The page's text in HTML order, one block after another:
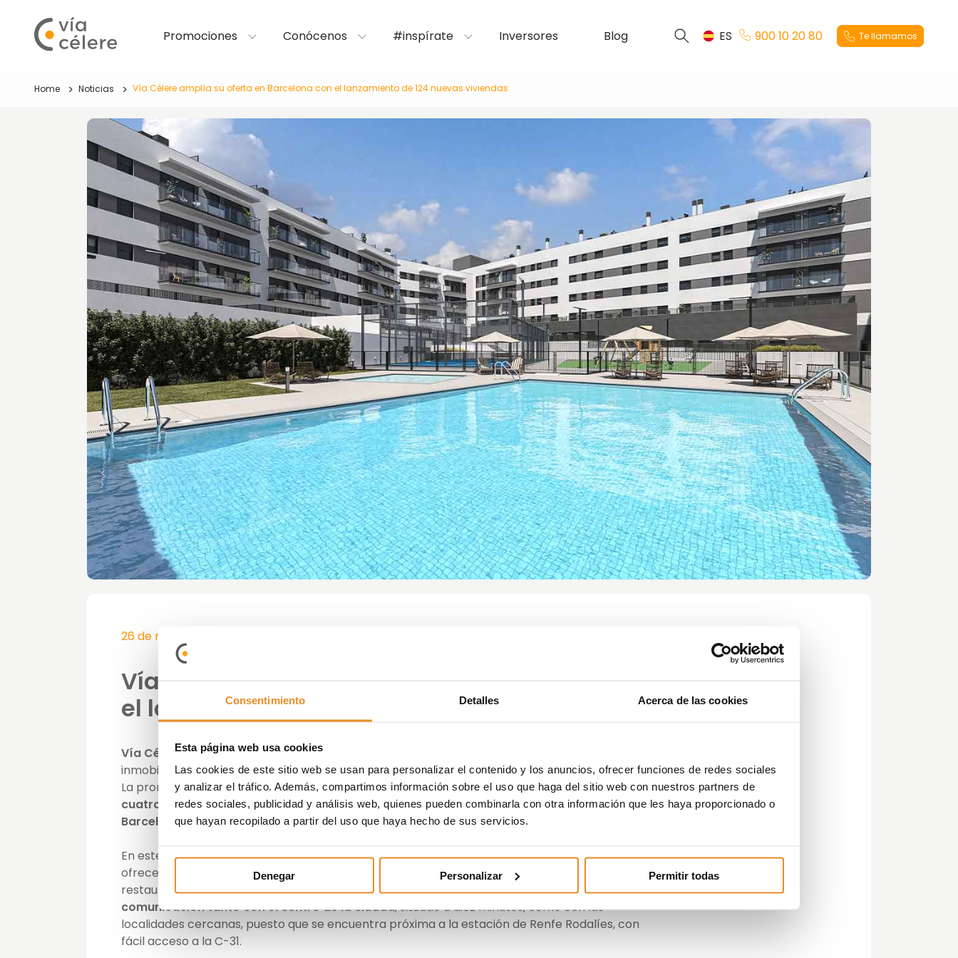
Consentimiento Detalles Acerca de las cookies
Esta página web usa cookies
Las cookies de este sitio web se usan para personalizar el contenido y los anuncios, ofrecer funciones de redes sociales
y analizar el tráfico. Además, compartimos información sobre el uso que haga del sitio web con nuestros partners de
redes sociales, publicidad y análisis web, quienes pueden combinarla con otra información que les haya proporcionado o
que hayan recopilado a partir del uso que haya hecho de sus servicios.
Denegar Personalizar Permitir todas
Promociones Conócenos #inspírate Inversores Blog ES 900 10 20 80 Te llamamos
Home Noticias Vía Célere amplía su oferta en Barcelona con el lanzamiento de 124 nuevas viviendas
26 de mayo de 2022
Vía Célere amplía su oferta en Barcelona con
el lanzamiento de 124 nuevas viviendas
Vía Célere, promotora especializada en el desarrollo, inversión y gestión de activos
inmobiliarios, ha iniciado la comercialización de 124 nuevas viviendas en Vilanova i la Geltrú.
La promoción, denominada Célere Vilanovay compuesta por unidades deuno, dos, tres y
cuatro dormitorios, está situada en la Rambla de Sant Jordi 29-37 de esta ciudad,al sur de
Barcelona.
En este sentido, el conjunto residencial está situado en unbarrio moderno y consolidadoque
ofrece un gran número de oportunidades de ocio y servicio, como áreas deportivas,
restaurantes, colegios y centros comerciales. Del mismo modo, cuenta con unabuena
comunicación tanto con el centro de la ciudad, situado a diez minutos, como con las
localidades cercanas, puesto que se encuentra próxima a la estación de Renfe Rodalíes, con
fácil acceso a la C-31.